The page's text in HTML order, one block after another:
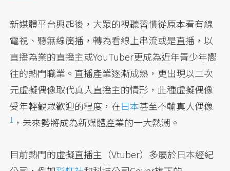
新媒體平台興起後，大眾的視聽習慣從原本看有線
電視、聽無線廣播，轉為看線上串流或是直播，以
直播為業的直播主或YouTuber更成為近年青少年嚮
往的熱門職業。直播產業逐漸成熟，更出現以二次
元虛擬偶像取代真人直播主的情形，此種虛擬偶像
受年輕觀眾歡迎的程度，在日本甚至不輸真人偶像
1 ，未來勢將成為新媒體產業的一大熱潮。
目前熱門的虛擬直播主（Vtuber）多屬於日本經紀